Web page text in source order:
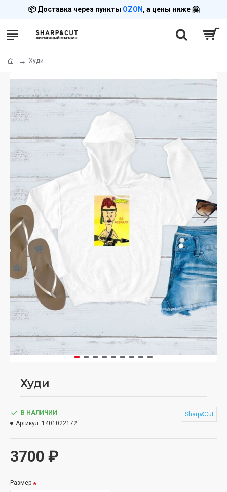
📦 Доставка через пункты OZON , а цены ниже 🤗
Худи
Худи
3700 ₽
В НАЛИЧИИ
Артикул: 1401022172
Sharp&Cut
Размер